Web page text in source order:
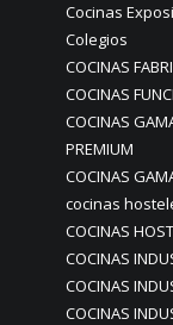
Cocinas
Colegios
COCINAS
COCINAS
COCINAS
PREMIUM
COCINAS
cocinas
COCINAS
COCINAS
COCINAS
COCINAS